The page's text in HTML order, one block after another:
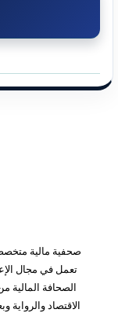
صحفية مالية
الصحافة
الاقتصاد والرواية